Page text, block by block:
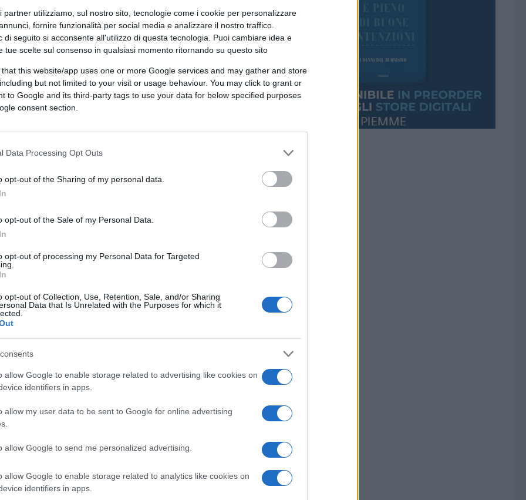
partner utilizziamo, sul nostro sito, tecnologie come i cookie per personalizzare
fornire funzionalità per social media e analizzare il nostro traffico.
di seguito si acconsente all'utilizzo di questa tecnologia. Puoi cambiare idea e
tue scelte sul consenso in qualsiasi momento ritornando su questo sito
that this website/app uses one or more Google services and may gather and store
but not limited to your visit or usage behaviour. You may click to grant or
to Google and its third-party tags to use your data for below specified purposes
consent section.
Data Processing Opt Outs
opt-out of the Sharing of my personal data.
opt-out of the Sale of my Personal Data.
opt-out of processing my Personal Data for Targeted
opt-out of Collection, Use, Retention, Sale, and/or Sharing
Data that Is Unrelated with the Purposes for which it
allow Google to enable storage related to advertising like cookies on
identifiers in apps.
allow my user data to be sent to Google for online advertising
allow Google to send me personalized advertising.
allow Google to enable storage related to analytics like cookies on
identifiers in apps.
se fosse la guerra fra Zelens’kyj e
di indomabile resistenza; è la
grado di imporla a 45 milioni di donne e
alla propria identità, accettando una
inevitabile. Se il presidente ucraino si
fiducia, ma la sua parola conterebbe
partecipazione dell’intera
delle città, se pur parzialmente liberate
aggrediti, ma certo non di meno, anzi
consapevoli tanto da
scritta. La resa non è affatto garante
bilancia grava sempre la spada di
o minore i piatti, sulla base di
di quanto potrà costare
Putin e la schiera degli oligarchi lo
una volta che le sanzioni saranno
nella nostra gente che la libertà
al nazifascismo, senza tenere
andare incontro alla morte con niente
a quanti verranno. Più di tante
antifasciste, basterebbe far leggere
della resistenza italiana ed europea, chi
non valga la pena di combattere, anche